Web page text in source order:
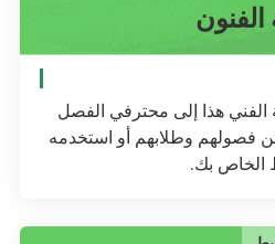
هذا إلى محترفي الفصل
فصولهم وطلابهم أو استخدمه
الخاص بك.